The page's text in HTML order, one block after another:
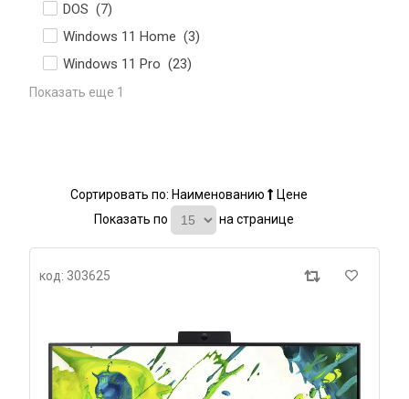
DOS (7)
Windows 11 Home (3)
Windows 11 Pro (23)
Показать еще 1
Сортировать по: Наименованию
Цене
Показать по
на странице
код: 303625